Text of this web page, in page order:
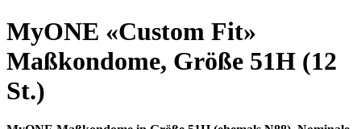
MyONE «Custom Fit»
Maßkondome, Größe 51H (12
St.)